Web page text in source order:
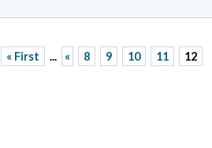
« First ... « 8 9 10 11 12